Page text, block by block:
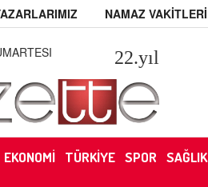
NAMAZ VAKİTLERİ
22.yıl
EKONOMİ TÜRKİYE SPOR SAĞLIK